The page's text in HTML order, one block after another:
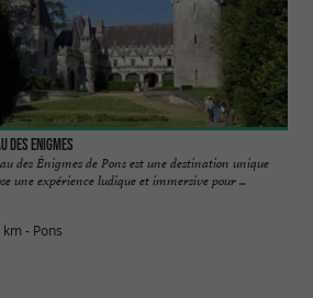
des Enigmes
des Énigmes de Pons est une destination unique
une expérience ludique et immersive pour ...
- Pons